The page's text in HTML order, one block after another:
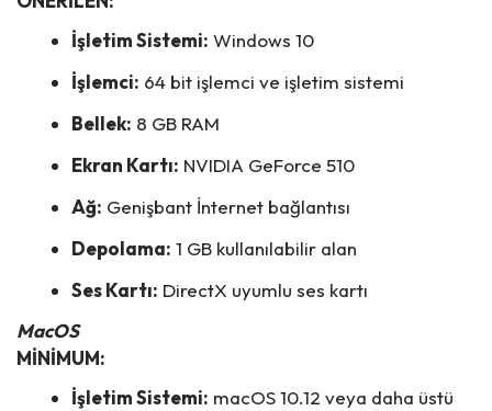
İşletim Sistemi: Windows 10
İşlemci: 64 bit işlemci ve işletim sistemi
Bellek: 8 GB RAM
Ekran Kartı: NVIDIA GeForce 510
Ağ: Genişbant İnternet bağlantısı
Depolama: 1 GB kullanılabilir alan
Ses Kartı: DirectX uyumlu ses kartı
MacOS
MİNİMUM:
İşletim Sistemi: macOS 10.12 veya daha üstü